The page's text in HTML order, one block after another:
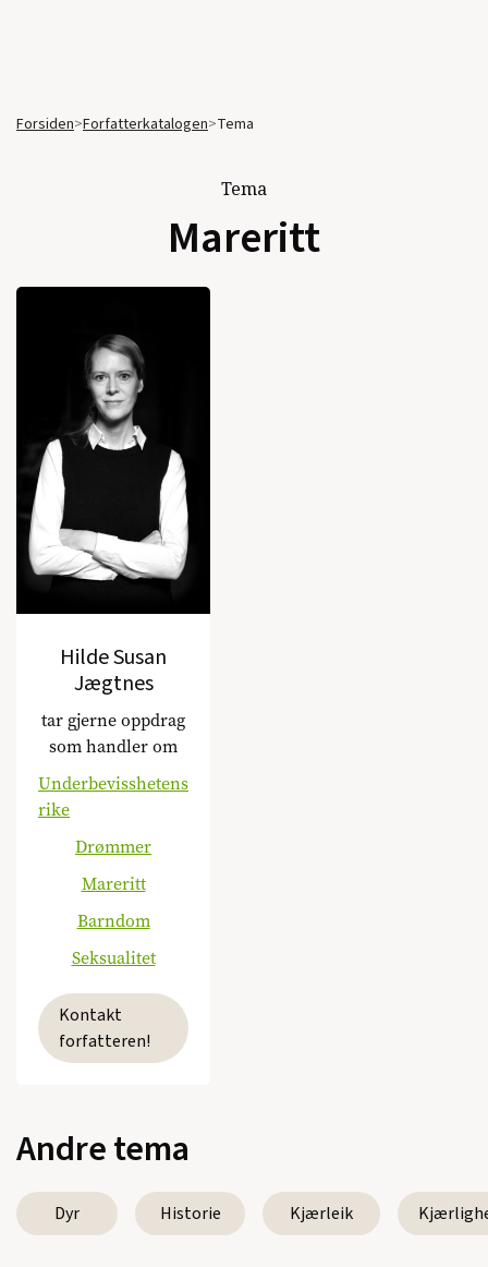
Forsiden>Forfatterkatalogen>Tema
Tema
Mareritt
Hilde Susan
Jægtnes
tar gjerne oppdrag
som handler om
Underbevisshetens
rike
Drømmer
Mareritt
Barndom
Seksualitet
Kontakt
forfatteren!
Andre tema
Dyr Historie Kjærleik